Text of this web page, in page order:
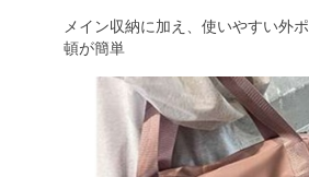
メイン収納に加え、使いやすい外
頓が簡単